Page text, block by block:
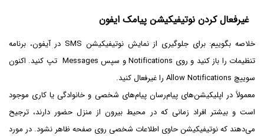
غیرفعال کردن نوتیفیکیشن پیامک ایفون
خلاصه بگوییم: برای جلوگیری از نمایش نوتیفیکیشن SMS در آیفون، برنامه
تنظیمات را باز کنید و روی Notifications و سپس Messages تپ کنید. اکنون
سوییچ Allow Notifications را غیرفعال کنید.
معمولاً در اپلیکیشن‌های پیام‌رسان پیام‌های شخصی و خانوادگی یا کاری موجود
است و بیشتر افراد زمانی که در محیط بیرون از منزل حضور دارند، ترجیح
می‌دهند که نوتیفیکیشن حاوی اطلاعات شخصی روی صفحه ظاهر نشود. در مورد